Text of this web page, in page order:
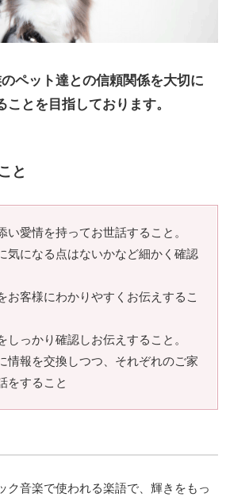
ペット達との信頼関係を大切に
ことを目指しております。
と
い愛情を持ってお世話すること。
気になる点はないかなど細かく確認
お客様にわかりやすくお伝えするこ
しっかり確認しお伝えすること。
情報を交換しつつ、それぞれのご家
をすること
音楽で使われる楽語で、輝きをもっ